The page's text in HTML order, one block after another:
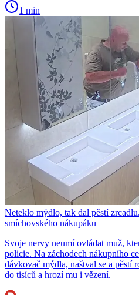
1 min
Neteklo mýdlo, tak dal pěstí
smíchovského nákupáku
Svoje nervy neumí ovládat muž,
policie. Na záchodech nákupního
dávkovač mýdla, naštval se a pěstí
do tisíců a hrozí mu i vězení.